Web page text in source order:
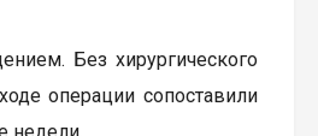
Без хирургического
операции сопоставили
недели.